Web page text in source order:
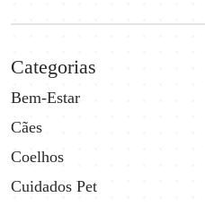
Categorias
Bem-Estar
Cães
Coelhos
Cuidados Pet